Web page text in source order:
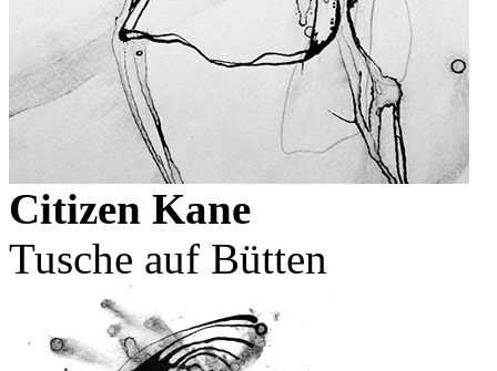
Citizen Kane
Tusche auf Bütten